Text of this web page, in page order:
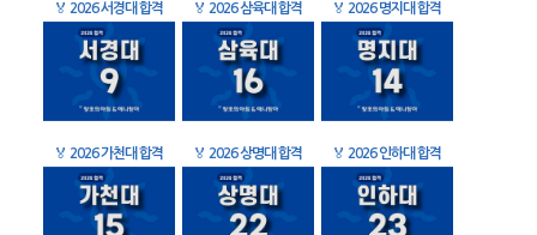
🏅 2026 서경대 합격 🏅 2026 삼육대 합격 🏅 2026 명지대 합격
🏅 2026 가천대 합격 🏅 2026 상명대 합격 🏅 2026 인하대 합격